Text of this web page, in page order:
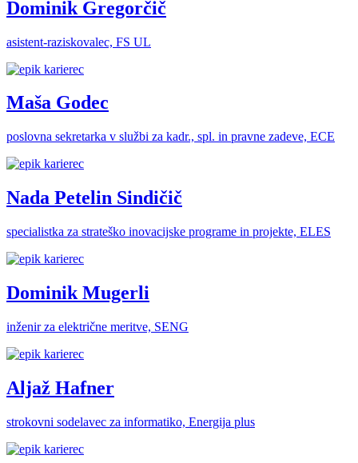
Dominik Gregorčič
asistent-raziskovalec, FS UL
Maša Godec
poslovna sekretarka v službi za kadr., spl. in pravne zadeve, ECE
Nada Petelin Sindičič
specialistka za strateško inovacijske programe in projekte, ELES
Dominik Mugerli
inženir za električne meritve, SENG
Aljaž Hafner
strokovni sodelavec za informatiko, Energija plus